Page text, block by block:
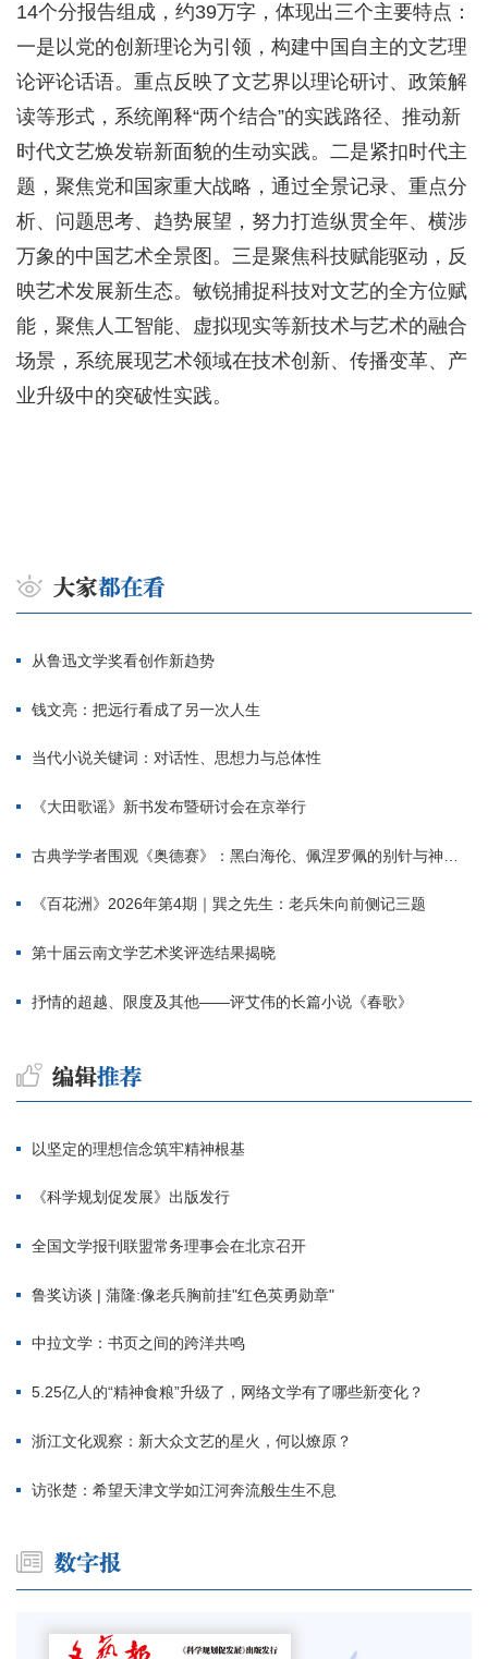
14个分报告组成，约39万字，体现出三个主要特点：
一是以党的创新理论为引领，构建中国自主的文艺理
论评论话语。重点反映了文艺界以理论研讨、政策解
读等形式，系统阐释“两个结合”的实践路径、推动新
时代文艺焕发崭新面貌的生动实践。二是紧扣时代主
题，聚焦党和国家重大战略，通过全景记录、重点分
析、问题思考、趋势展望，努力打造纵贯全年、横涉
万象的中国艺术全景图。三是聚焦科技赋能驱动，反
映艺术发展新生态。敏锐捕捉科技对文艺的全方位赋
能，聚焦人工智能、虚拟现实等新技术与艺术的融合
场景，系统展现艺术领域在技术创新、传播变革、产
业升级中的突破性实践。
从鲁迅文学奖看创作新趋势
钱文亮：把远行看成了另一次人生
当代小说关键词：对话性、思想力与总体性
《大田歌谣》新书发布暨研讨会在京举行
古典学学者围观《奥德赛》：黑白海伦、佩涅罗佩的别针与神秘入侵者
《百花洲》2026年第4期｜巽之先生：老兵朱向前侧记三题
第十届云南文学艺术奖评选结果揭晓
抒情的超越、限度及其他——评艾伟的长篇小说《春歌》
以坚定的理想信念筑牢精神根基
《科学规划促发展》出版发行
全国文学报刊联盟常务理事会在北京召开
鲁奖访谈 | 蒲隆:像老兵胸前挂"红色英勇勋章"
中拉文学：书页之间的跨洋共鸣
5.25亿人的“精神食粮”升级了，网络文学有了哪些新变化？
浙江文化观察：新大众文艺的星火，何以燎原？
访张楚：希望天津文学如江河奔流般生生不息